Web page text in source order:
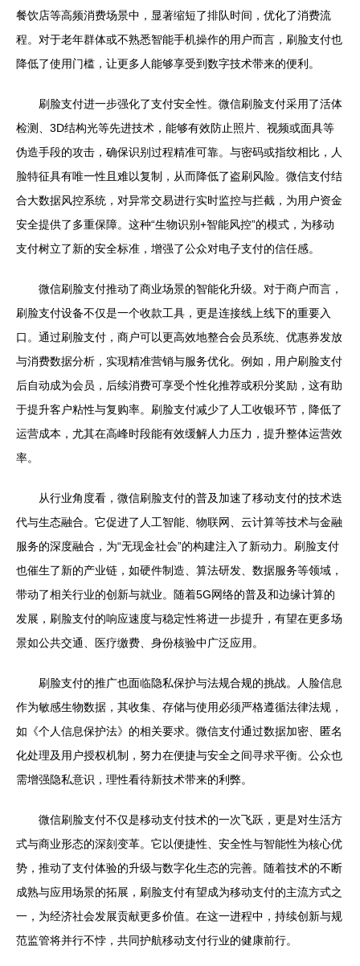
餐饮店等高频消费场景中，显著缩短了排队时间，优化了消费流
程。对于老年群体或不熟悉智能手机操作的用户而言，刷脸支付也
降低了使用门槛，让更多人能够享受到数字技术带来的便利。
刷脸支付进一步强化了支付安全性。微信刷脸支付采用了活体
检测、3D结构光等先进技术，能够有效防止照片、视频或面具等
伪造手段的攻击，确保识别过程精准可靠。与密码或指纹相比，人
脸特征具有唯一性且难以复制，从而降低了盗刷风险。微信支付结
合大数据风控系统，对异常交易进行实时监控与拦截，为用户资金
安全提供了多重保障。这种“生物识别+智能风控”的模式，为移动
支付树立了新的安全标准，增强了公众对电子支付的信任感。
微信刷脸支付推动了商业场景的智能化升级。对于商户而言，
刷脸支付设备不仅是一个收款工具，更是连接线上线下的重要入
口。通过刷脸支付，商户可以更高效地整合会员系统、优惠券发放
与消费数据分析，实现精准营销与服务优化。例如，用户刷脸支付
后自动成为会员，后续消费可享受个性化推荐或积分奖励，这有助
于提升客户粘性与复购率。刷脸支付减少了人工收银环节，降低了
运营成本，尤其在高峰时段能有效缓解人力压力，提升整体运营效
率。
从行业角度看，微信刷脸支付的普及加速了移动支付的技术迭
代与生态融合。它促进了人工智能、物联网、云计算等技术与金融
服务的深度融合，为“无现金社会”的构建注入了新动力。刷脸支付
也催生了新的产业链，如硬件制造、算法研发、数据服务等领域，
带动了相关行业的创新与就业。随着5G网络的普及和边缘计算的
发展，刷脸支付的响应速度与稳定性将进一步提升，有望在更多场
景如公共交通、医疗缴费、身份核验中广泛应用。
刷脸支付的推广也面临隐私保护与法规合规的挑战。人脸信息
作为敏感生物数据，其收集、存储与使用必须严格遵循法律法规，
如《个人信息保护法》的相关要求。微信支付通过数据加密、匿名
化处理及用户授权机制，努力在便捷与安全之间寻求平衡。公众也
需增强隐私意识，理性看待新技术带来的利弊。
微信刷脸支付不仅是移动支付技术的一次飞跃，更是对生活方
式与商业形态的深刻变革。它以便捷性、安全性与智能性为核心优
势，推动了支付体验的升级与数字化生态的完善。随着技术的不断
成熟与应用场景的拓展，刷脸支付有望成为移动支付的主流方式之
一，为经济社会发展贡献更多价值。在这一进程中，持续创新与规
范监管将并行不悖，共同护航移动支付行业的健康前行。